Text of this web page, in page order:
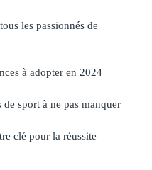
les passionnés de
à adopter en 2024
sport à ne pas manquer
clé pour la réussite